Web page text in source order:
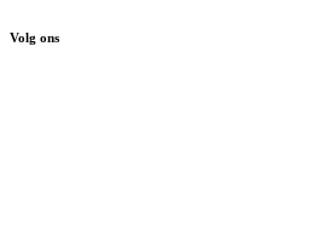
Volg ons